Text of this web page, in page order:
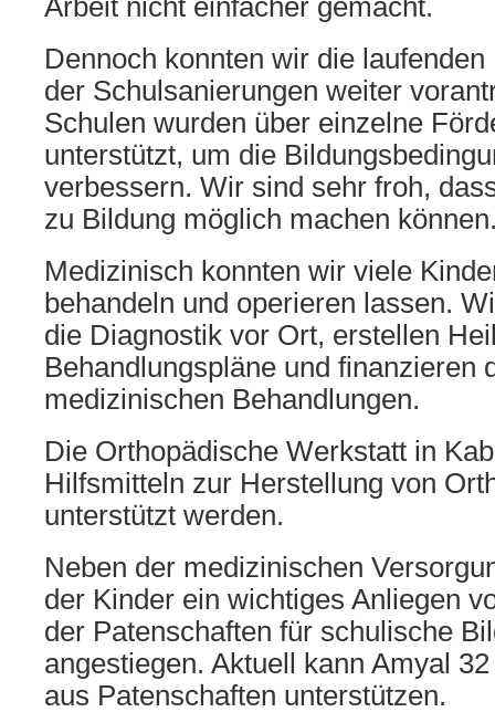
Arbeit nicht einfacher gemacht.
Dennoch konnten wir die
der Schulsanierungen weiter
Schulen wurden über einzelne
unterstützt, um die
verbessern. Wir sind sehr froh,
zu Bildung möglich machen
Medizinisch konnten wir viele
behandeln und operieren lassen.
die Diagnostik vor Ort, erstellen
Behandlungspläne und finanzieren
medizinischen Behandlungen.
Die Orthopädische Werkstatt in
Hilfsmitteln zur Herstellung von
unterstützt werden.
Neben der medizinischen
der Kinder ein wichtiges Anliegen
der Patenschaften für schulische
angestiegen. Aktuell kann Amyal
aus Patenschaften unterstützen.